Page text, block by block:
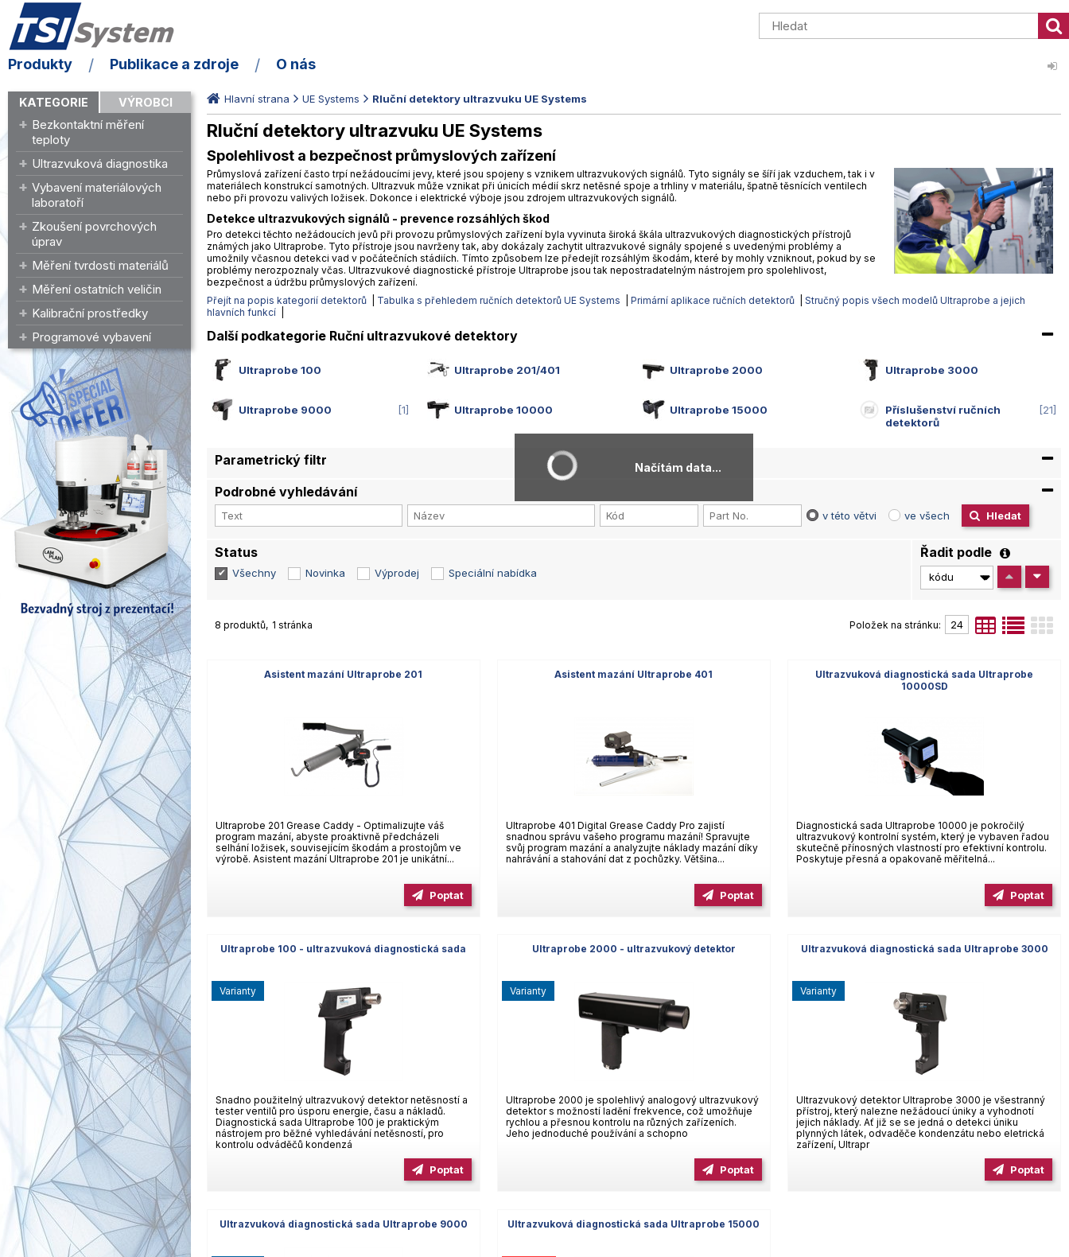
Produkty Publikace a zdroje O nás
KATEGORIE VÝROBCI
Bezkontaktní měření
teploty
Ultrazvuková diagnostika
Vybavení materiálových
laboratoří
Zkoušení povrchových
úprav
Měření tvrdosti materiálů
Měření ostatních veličin
Kalibrační prostředky
Programové vybavení
Hlavní strana UE Systems Rluční detektory ultrazvuku UE Systems
Rluční detektory ultrazvuku UE Systems
Spolehlivost a bezpečnost průmyslových zařízení
Průmyslová zařízení často trpí nežádoucími jevy, které jsou spojeny s vznikem ultrazvukových signálů. Tyto signály se šíří jak vzduchem, tak i v
materiálech konstrukcí samotných. Ultrazvuk může vznikat při únicích médií skrz netěsné spoje a trhliny v materiálu, špatně těsnících ventilech
nebo při provozu valivých ložisek. Dokonce i elektrické výboje jsou zdrojem ultrazvukových signálů.
Detekce ultrazvukových signálů - prevence rozsáhlých škod
Pro detekci těchto nežádoucích jevů při provozu průmyslových zařízení byla vyvinuta široká škála ultrazvukových diagnostických přístrojů
známých jako Ultraprobe. Tyto přístroje jsou navrženy tak, aby dokázaly zachytit ultrazvukové signály spojené s uvedenými problémy a
umožnily včasnou detekci vad v počátečních stádiích. Tímto způsobem lze předejít rozsáhlým škodám, které by mohly vzniknout, pokud by se
problémy nerozpoznaly včas. Ultrazvukové diagnostické přístroje Ultraprobe jsou tak nepostradatelným nástrojem pro spolehlivost,
bezpečnost a údržbu průmyslových zařízení.
Přejít na popis kategorií detektorů
Tabulka s přehledem ručních detektorů UE Systems Primární aplikace ručních detektorů
Stručný popis všech modelů Ultraprobe a jejich
hlavních funkcí
Další podkategorie Ruční ultrazvukové detektory
Ultraprobe 100 Ultraprobe 201/401 Ultraprobe 2000 Ultraprobe 3000
Ultraprobe 9000 1 Ultraprobe 10000 Ultraprobe 15000
Příslušenství ručních
detektorů
21
Parametrický filtr
Podrobné vyhledávání
v této větvi ve všech Hledat
Status
Všechny Novinka Výprodej Speciální nabídka
Řadit podle
8 produktů 1 stránka Položek na stránku:
Asistent mazání Ultraprobe 201
Ultraprobe 201 Grease Caddy - Optimalizujte váš
program mazání, abyste proaktivně předcházeli
selhání ložisek, souvisejícím škodám a prostojům ve
výrobě. Asistent mazání Ultraprobe 201 je unikátní...
Poptat
Asistent mazání Ultraprobe 401
Ultraprobe 401 Digital Grease Caddy Pro zajistí
snadnou správu vašeho programu mazání! Spravujte
svůj program mazání a analyzujte náklady mazání díky
nahrávání a stahování dat z pochůzky. Většina...
Poptat
Ultrazvuková diagnostická sada Ultraprobe
10000SD
Diagnostická sada Ultraprobe 10000 je pokročilý
ultrazvukový kontrolní systém, který je vybaven řadou
skutečně přínosných vlastností pro efektivní kontrolu.
Poskytuje přesná a opakovaně měřitelná...
Poptat
Ultraprobe 100 - ultrazvuková diagnostická sada
Snadno použitelný ultrazvukový detektor netěsností a
tester ventilů pro úsporu energie, času a nákladů.
Diagnostická sada Ultraprobe 100 je praktickým
nástrojem pro běžné vyhledávání netěsností, pro
kontrolu odváděčů kondenzá
varianty
Poptat
Ultraprobe 2000 - ultrazvukový detektor
Ultraprobe 2000 je spolehlivý analogový ultrazvukový
detektor s možností ladění frekvence, což umožňuje
rychlou a přesnou kontrolu na různých zařízeních.
Jeho jednoduché používání a schopno
varianty
Poptat
Ultrazvuková diagnostická sada Ultraprobe 3000
Ultrazvukový detektor Ultraprobe 3000 je všestranný
přístroj, který nalezne nežádoucí úniky a vyhodnotí
jejich náklady. Ať již se se jedná o detekci úniku
plynných látek, odvaděče kondenzátu nebo eletrická
zařízení, Ultrapr
varianty
Poptat
Ultrazvuková diagnostická sada Ultraprobe 9000 Ultrazvuková diagnostická sada Ultraprobe 15000
Načítám data...